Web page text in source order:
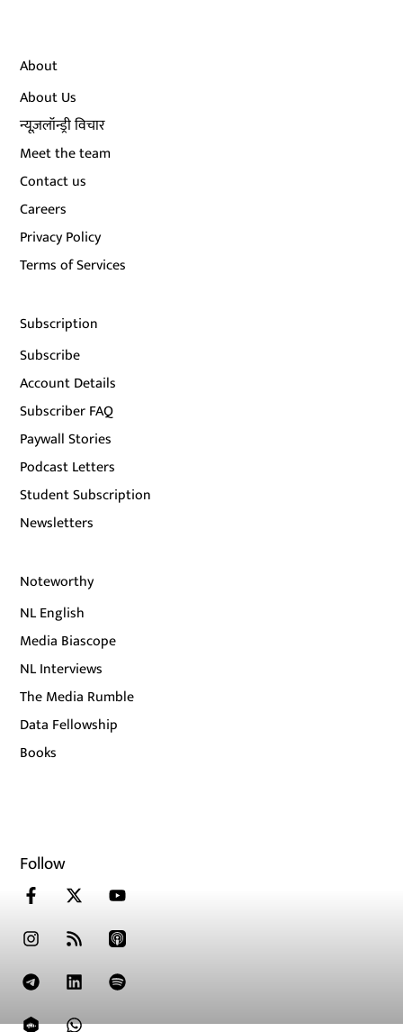
About
About Us
न्यूज़लॉन्ड्री विचार
Meet the team
Contact us
Careers
Privacy Policy
Terms of Services
Subscription
Subscribe
Account Details
Subscriber FAQ
Paywall Stories
Podcast Letters
Student Subscription
Newsletters
Noteworthy
NL English
Media Biascope
NL Interviews
The Media Rumble
Data Fellowship
Books
Follow